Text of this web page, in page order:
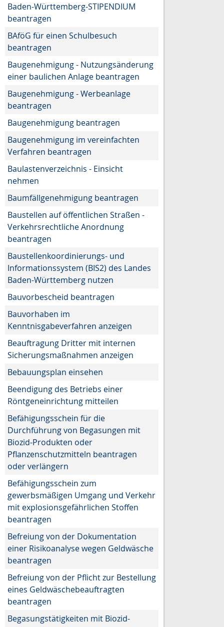
Baden-Württemberg-STIPENDIUM
beantragen
BAföG für einen Schulbesuch
beantragen
Baugenehmigung - Nutzungsänderung
einer baulichen Anlage beantragen
Baugenehmigung - Werbeanlage
beantragen
Baugenehmigung beantragen
Baugenehmigung im vereinfachten
Verfahren beantragen
Baulastenverzeichnis - Einsicht
nehmen
Baumfällgenehmigung beantragen
Baustellen auf öffentlichen Straßen -
Verkehrsrechtliche Anordnung
beantragen
Baustellenkoordinierungs- und
Informationssystem (BIS2) des Landes
Baden-Württemberg nutzen
Bauvorbescheid beantragen
Bauvorhaben im
Kenntnisgabeverfahren anzeigen
Beauftragung Dritter mit internen
Sicherungsmaßnahmen anzeigen
Bebauungsplan einsehen
Beendigung des Betriebs einer
Röntgeneinrichtung mitteilen
Befähigungsschein für die
Durchführung von Begasungen mit
Biozid-Produkten oder
Pflanzenschutzmitteln beantragen
oder verlängern
Befähigungsschein zum
gewerbsmäßigen Umgang und Verkehr
mit explosionsgefährlichen Stoffen
beantragen
Befreiung von der Dokumentation
einer Risikoanalyse wegen Geldwäsche
beantragen
Befreiung von der Pflicht zur Bestellung
eines Geldwäschebeauftragten
beantragen
Begasungstätigkeiten mit Biozid-